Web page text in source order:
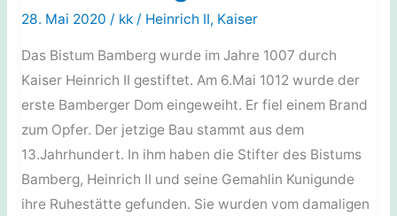
28. Mai 2020 / kk / Heinrich II, Kaiser
Das Bistum Bamberg wurde im Jahre 1007 durch
Kaiser Heinrich II gestiftet. Am 6.Mai 1012 wurde der
erste Bamberger Dom eingeweiht. Er fiel einem Brand
zum Opfer. Der jetzige Bau stammt aus dem
13.Jahrhundert. In ihm haben die Stifter des Bistums
Bamberg, Heinrich II und seine Gemahlin Kunigunde
ihre Ruhestätte gefunden. Sie wurden vom damaligen